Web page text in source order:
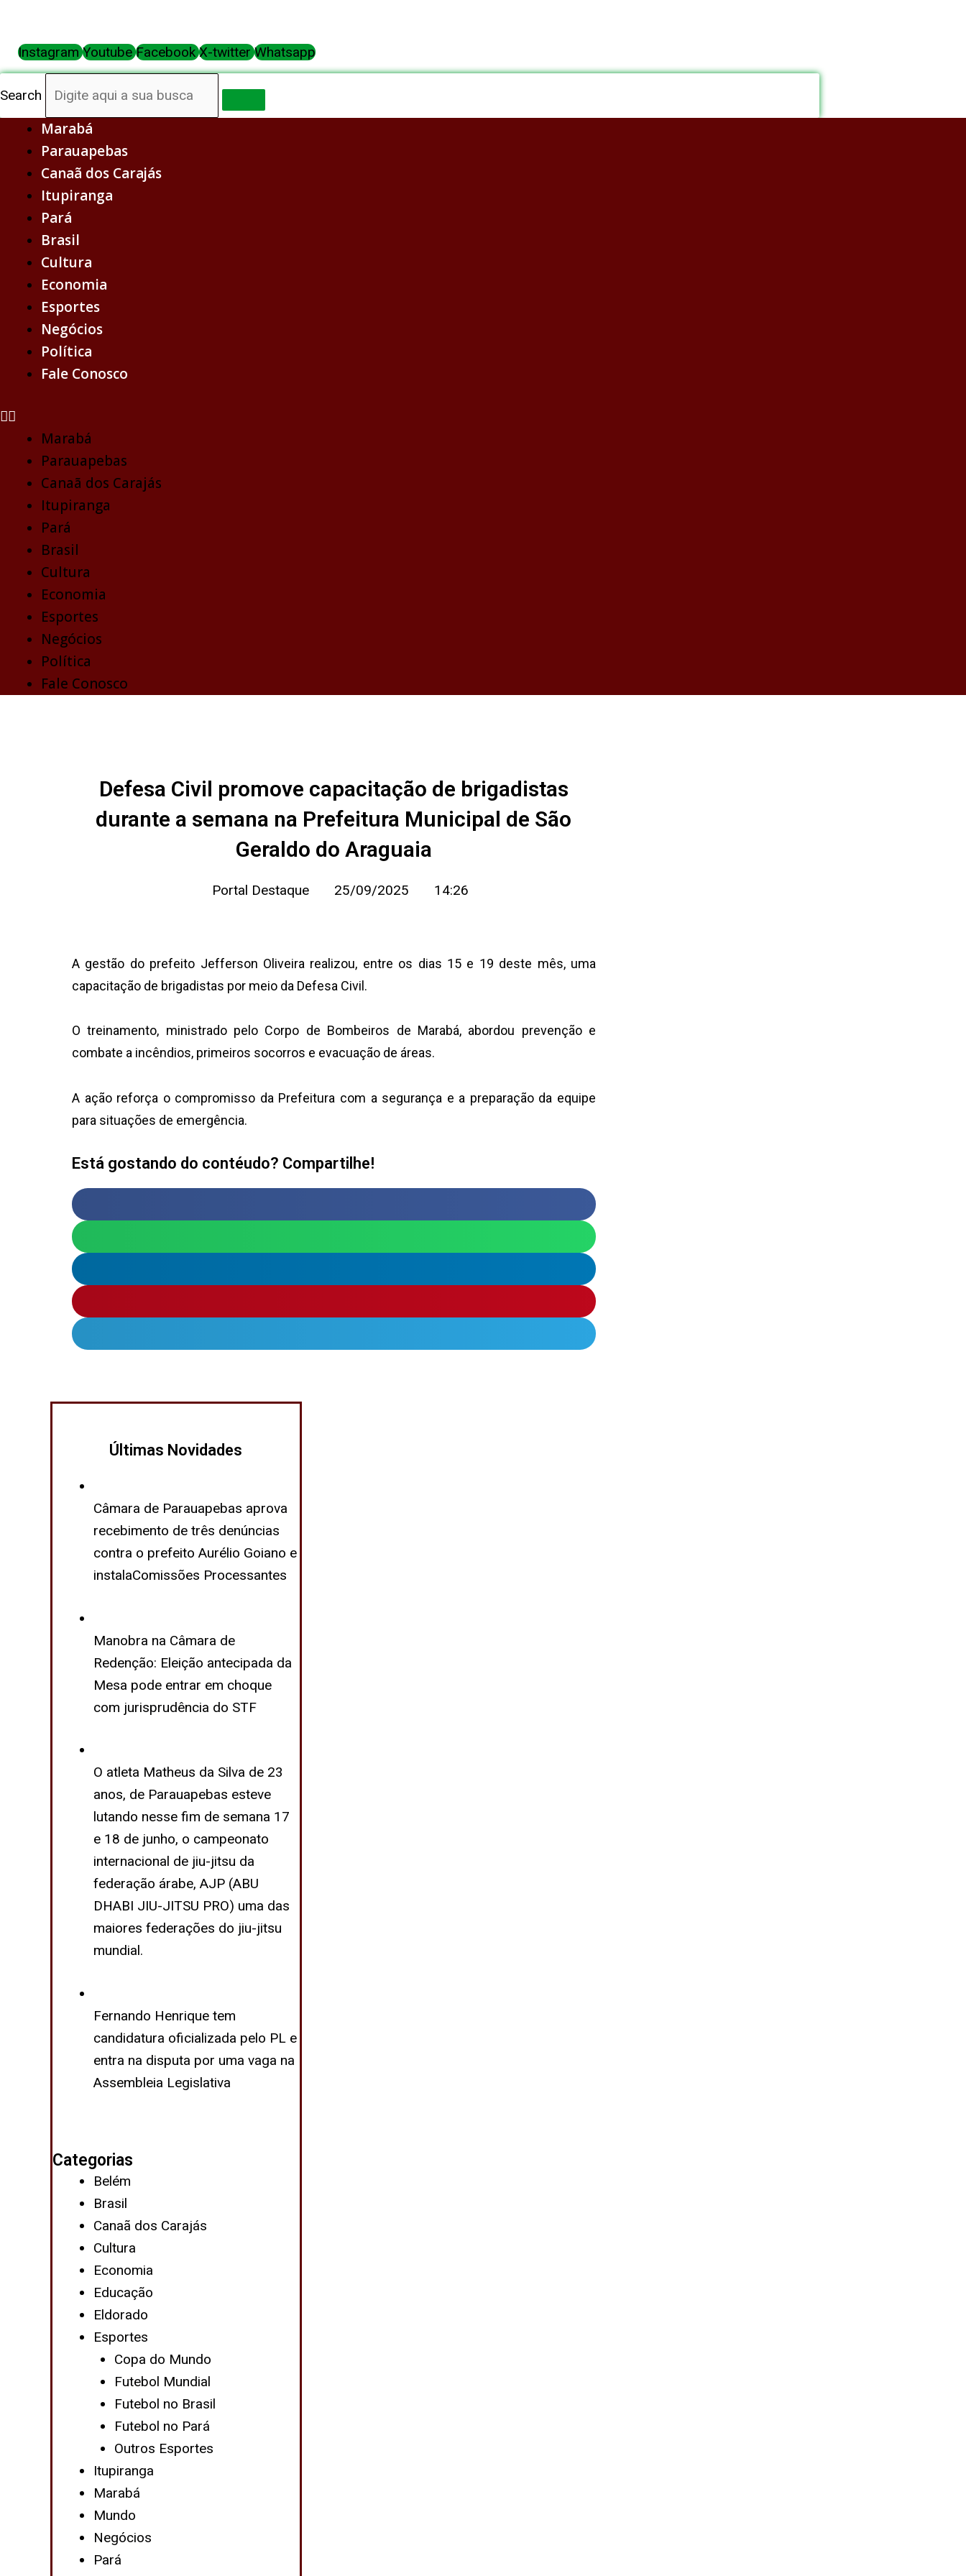
conteúdo
Instagram Youtube Facebook X-twitter Whatsapp
Search
Marabá
Parauapebas
Canaã dos Carajás
Itupiranga
Pará
Brasil
Cultura
Economia
Esportes
Negócios
Política
Fale Conosco
Marabá
Parauapebas
Canaã dos Carajás
Itupiranga
Pará
Brasil
Cultura
Economia
Esportes
Negócios
Política
Fale Conosco
Defesa Civil promove capacitação de brigadistas
durante a semana na Prefeitura Municipal de São
Geraldo do Araguaia
Portal Destaque 25/09/2025 14:26
A gestão do prefeito Jefferson Oliveira realizou, entre os dias 15 e 19 deste mês, uma
capacitação de brigadistas por meio da Defesa Civil.
O treinamento, ministrado pelo Corpo de Bombeiros de Marabá, abordou prevenção e
combate a incêndios, primeiros socorros e evacuação de áreas.
A ação reforça o compromisso da Prefeitura com a segurança e a preparação da equipe
para situações de emergência.
Está gostando do contéudo? Compartilhe!
Últimas Novidades
Câmara de Parauapebas aprova
recebimento de três denúncias
contra o prefeito Aurélio Goiano e
instalaComissões Processantes
Manobra na Câmara de
Redenção: Eleição antecipada da
Mesa pode entrar em choque
com jurisprudência do STF
O atleta Matheus da Silva de 23
anos, de Parauapebas esteve
lutando nesse fim de semana 17
e 18 de junho, o campeonato
internacional de jiu-jitsu da
federação árabe, AJP (ABU
DHABI JIU-JITSU PRO) uma das
maiores federações do jiu-jitsu
mundial.
Fernando Henrique tem
candidatura oficializada pelo PL e
entra na disputa por uma vaga na
Assembleia Legislativa
Categorias
Belém
Brasil
Canaã dos Carajás
Cultura
Economia
Educação
Eldorado
Esportes
Copa do Mundo
Futebol Mundial
Futebol no Brasil
Futebol no Pará
Outros Esportes
Itupiranga
Marabá
Mundo
Negócios
Pará